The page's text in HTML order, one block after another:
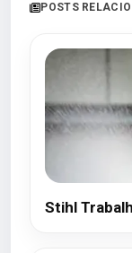
POSTS
Stihl